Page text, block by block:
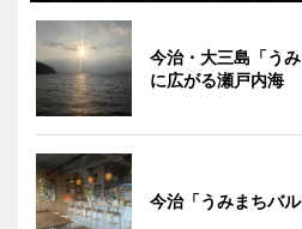
今治・大三島「う
に広がる瀬戸内海
今治「うみまちバ